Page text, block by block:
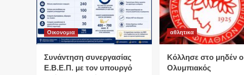
Οικονομια
Συνάντηση συνεργασίας
Ε.Β.Ε.Π. με τον υπουργό
αθλητικα
Κόλλησε στο μηδέν ο
Ολυμπιακός